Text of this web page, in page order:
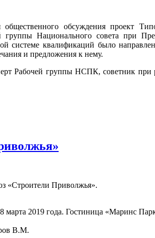
обсуждения проект
группы Национального совета при
системе квалификаций было
и предложения к нему.
Рабочей группы НСПК, советник
«Строители Приволжья».
2019 года. Гостиница «Маринс
В.М.